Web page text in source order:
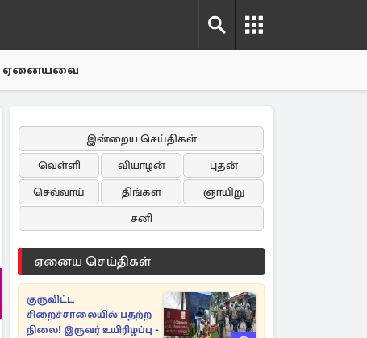
ஏனையவை
இன்றைய செய்திகள்
வெள்ளி
வியாழன்
புதன்
செவ்வாய்
திங்கள்
ஞாயிறு
சனி
ஏனைய செய்திகள்
குருவிட்ட
சிறைச்சாலையில் பதற்ற
நிலை! இருவர் உயிரிழப்பு -